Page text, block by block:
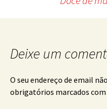
navigation
Deixe um
O seu endereço de email
obrigatórios marcados com